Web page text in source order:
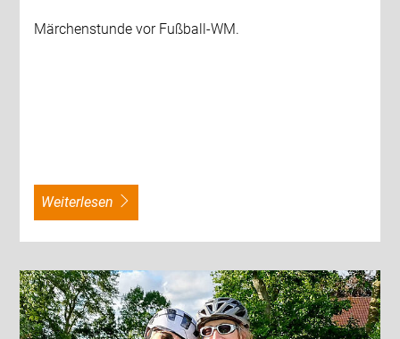
Märchenstunde vor Fußball-WM.
weiterlesen